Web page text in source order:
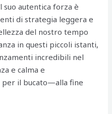
suo autentica forza è
di strategia leggera e
del nostro tempo
in questi piccoli istanti,
incredibili nel
e calma e
il bucato—alla fine